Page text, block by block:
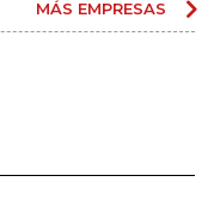
MÁS EMPRESAS